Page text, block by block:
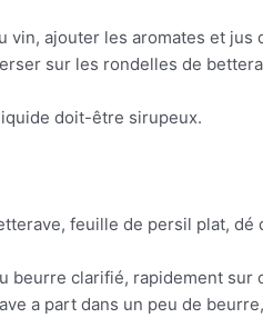
vin, ajouter les aromates et jus
sur les rondelles de
doit-être sirupeux.
feuille de persil plat, dé
beurre clarifié, rapidement sur
a part dans un peu de